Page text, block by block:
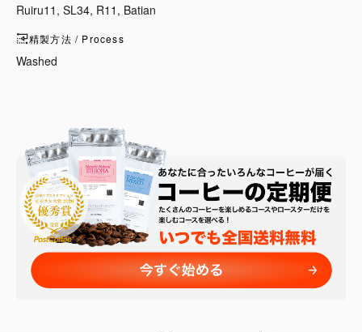
Ruiru11, SL34, R11, Batian
精製方法 / Process
Washed